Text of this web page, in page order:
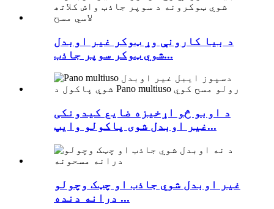
د بیا کارونې وړ ټوکر غیر اوبدل
شوي ټوکر سوپر جاذب...
د اوبو څو اړخیزه ضایع کیدونکی
غیر اوبدل شوی پاکولو وایپ...
غیر اوبدل شوي جاذب او چټک وچولو
درانه دنده ...